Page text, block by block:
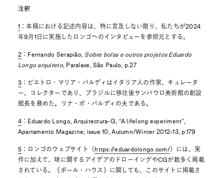
注釈
1 ：本稿における記述内容は、特に言及しない限り、私たちが2024
年9月1日に実施したロンゴへのインタビューを参照元とする。
2 ：Fernando Serapião, Sobre bolas e outros projetos Eduardo
Longo arquiteto, Paralaxe, São Paulo, p.27
3 ：ピエトロ・マリア・バルディはイタリア人の作家、キュレータ
ー、コレクターであり、ブラジルに移住後サンパウロ美術館の創設
館長を務めた。リナ・ボ・バルディの夫である。
4 ：Eduardo Longo, Arquitectura-G, “A lifelong experiment”,
Apartamento Magazine; issue 10, Autumn/Winter 2012-13, p.179
5 ：ロンゴのウェブサイト（ https://eduardolongo.com/）には、実
作に加えて、球に関するアイデアのドローイングやCGが数多く掲載
されている。《ボール・ハウス》に関しても、このサイトに掲載さ